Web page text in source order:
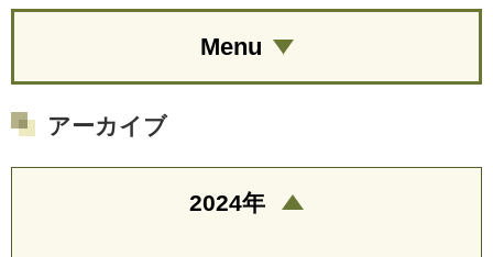
Menu
アーカイブ
2024年